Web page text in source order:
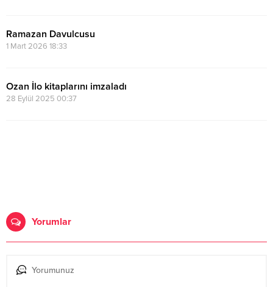
Ramazan Davulcusu
1 Mart 2026 18:33
Ozan İlo kitaplarını imzaladı
28 Eylül 2025 00:37
Yorumlar